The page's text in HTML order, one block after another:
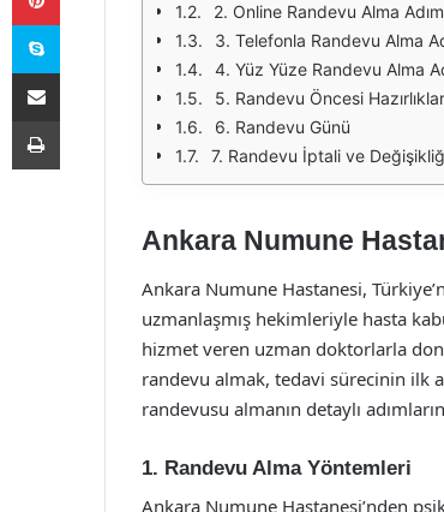
2. Online Randevu Alma
3. Telefonla Randevu Alma
4. Yüz Yüze Randevu Alma
5. Randevu Öncesi Hazırlıklar
6. Randevu Günü
7. Randevu İptali ve
Ankara Numune
Ankara Numune Hastanesi,
uzmanlaşmış hekimleriyle hasta
hizmet veren uzman doktorlarla
randevu almak, tedavi sürecinin ilk
randevusu almanın detaylı
1. Randevu Alma Yöntemleri
Ankara Numune Hastanesi’nden
Skype
E-Posta ile paylaş